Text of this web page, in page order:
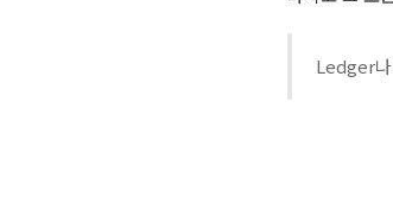
Ledger나